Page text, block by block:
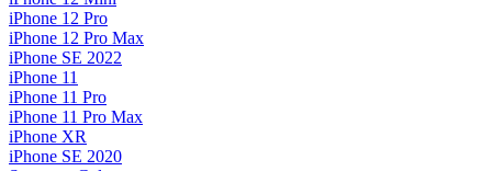
iPhone 12 Pro
iPhone 12 Pro Max
iPhone SE 2022
iPhone 11
iPhone 11 Pro
iPhone 11 Pro Max
iPhone XR
iPhone SE 2020